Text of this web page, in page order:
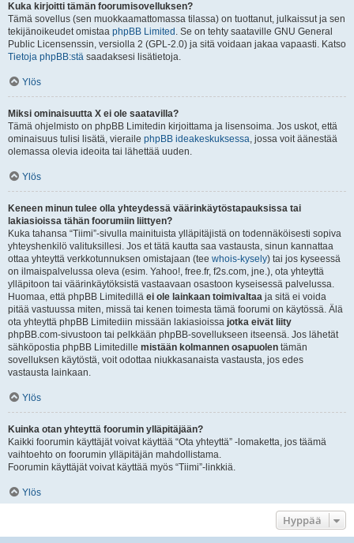
Kuka kirjoitti tämän foorumisovelluksen?
Tämä sovellus (sen muokkaamattomassa tilassa) on tuottanut, julkaissut ja sen
tekijänoikeudet omistaa phpBB Limited . Se on tehty saataville GNU General
Public Licensenssin, versiolla 2 (GPL-2.0) ja sitä voidaan jakaa vapaasti. Katso
Tietoja phpBB:stä saadaksesi lisätietoja.
Ylös
Miksi ominaisuutta X ei ole saatavilla?
Tämä ohjelmisto on phpBB Limitedin kirjoittama ja lisensoima. Jos uskot, että
ominaisuus tulisi lisätä, vieraile phpBB ideakeskuksessa, jossa voit äänestää
olemassa olevia ideoita tai lähettää uuden.
Ylös
Keneen minun tulee olla yhteydessä väärinkäytöstapauksissa tai
lakiasioissa tähän foorumiin liittyen?
Kuka tahansa “Tiimi”-sivulla mainituista ylläpitäjistä on todennäköisesti sopiva
yhteyshenkilö valituksillesi. Jos et tätä kautta saa vastausta, sinun kannattaa
ottaa yhteyttä verkkotunnuksen omistajaan (tee whois-kysely) tai jos kyseessä
on ilmaispalvelussa oleva (esim. Yahoo!, free.fr, f2s.com, jne.), ota yhteyttä
ylläpitoon tai väärinkäytöksistä vastaavaan osastoon kyseisessä palvelussa.
Huomaa, että phpBB Limitedillä ei ole lainkaan toimivaltaa ja sitä ei voida
pitää vastuussa miten, missä tai kenen toimesta tämä foorumi on käytössä. Älä
ota yhteyttä phpBB Limitediin missään lakiasioissa jotka eivät liity
phpBB.com-sivustoon tai pelkkään phpBB-sovellukseen itseensä. Jos lähetät
sähköpostia phpBB Limitedille mistään kolmannen osapuolen tämän
sovelluksen käytöstä, voit odottaa niukkasanaista vastausta, jos edes
vastausta lainkaan.
Ylös
Kuinka otan yhteyttä foorumin ylläpitäjään?
Kaikki foorumin käyttäjät voivat käyttää “Ota yhteyttä” -lomaketta, jos täämä
vaihtoehto on foorumin ylläpitäjän mahdollistama.
Foorumin käyttäjät voivat käyttää myös “Tiimi”-linkkiä.
Ylös
Hyppää